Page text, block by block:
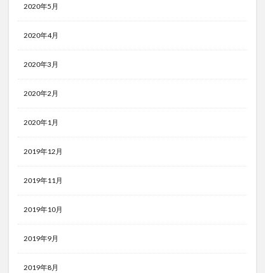
2020年5月
2020年4月
2020年3月
2020年2月
2020年1月
2019年12月
2019年11月
2019年10月
2019年9月
2019年8月